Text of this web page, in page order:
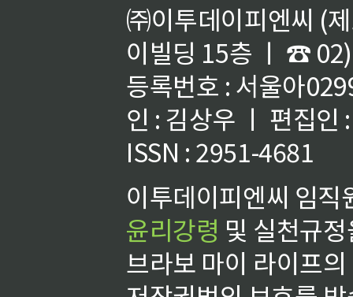
㈜이투데이피엔씨 (
이빌딩 15층 ㅣ ☎
등록번호 : 서울아
인 : 김상우 ㅣ 편집인
ISSN : 2951-4681
이투데이피엔씨 임
윤리강령 및 실천규
브라보 마이 라이프